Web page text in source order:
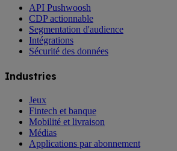
API Pushwoosh
CDP actionnable
Segmentation d'audience
Intégrations
Sécurité des données
Industries
Jeux
Fintech et banque
Mobilité et livraison
Médias
Applications par abonnement